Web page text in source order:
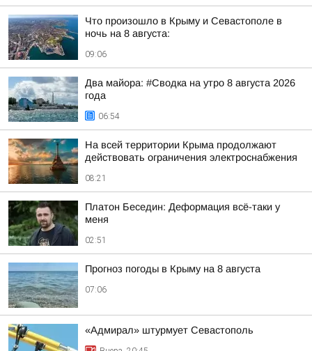
Что произошло в Крыму и Севастополе в
ночь на 8 августа:
09:06
Два майора: #Сводка на утро 8 августа 2026
года
06:54
На всей территории Крыма продолжают
действовать ограничения электроснабжения
08:21
Платон Беседин: Деформация всё-таки у
меня
02:51
Прогноз погоды в Крыму на 8 августа
07:06
«Адмирал» штурмует Севастополь